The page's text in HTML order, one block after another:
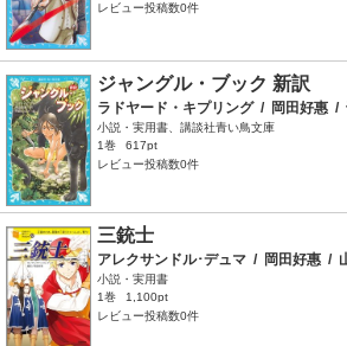
レビュー投稿数0件
ジャングル・ブック 新訳
ラドヤード・キプリング / 岡田好惠 /
小説・実用書、講談社青い鳥文庫
1巻
617pt
レビュー投稿数0件
三銃士
アレクサンドル･デュマ / 岡田好惠 /
小説・実用書
1巻
1,100pt
レビュー投稿数0件